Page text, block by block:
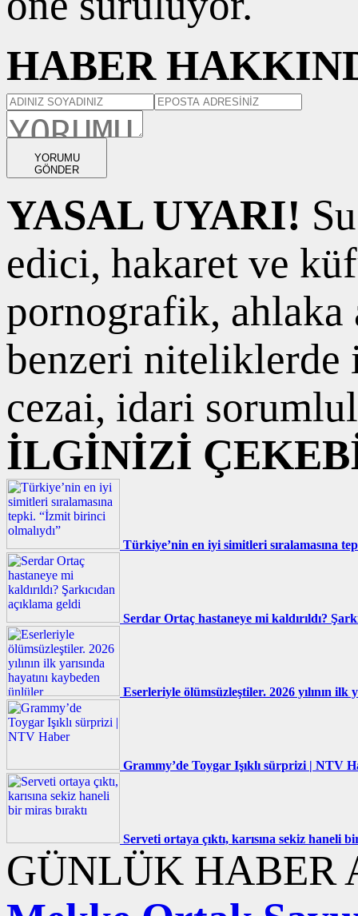
HABER
YORUMU
GÖNDER
YASAL UYARI!
edici, hakaret ve
pornografik, ahlaka
benzeri niteliklerde
cezai, idari
İLGİNİZİ
Türkiye’nin en iyi simitleri sıralamasına
Serdar Ortaç hastaneye mi kaldırıldı?
Eserleriyle ölümsüzleştiler. 2026 yılının ilk
Grammy’de Toygar Işıklı sürprizi | NTV
Serveti ortaya çıktı, karısına sekiz haneli
GÜNLÜK HABER